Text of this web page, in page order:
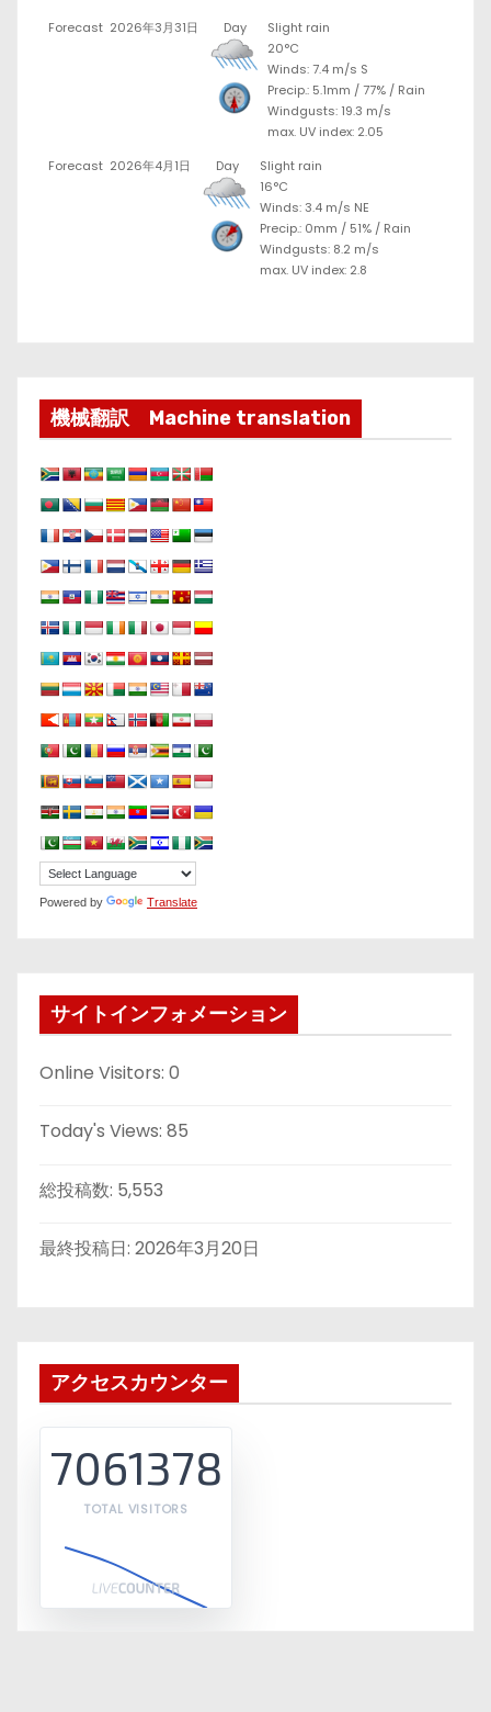
Forecast 2026年3月31日 Day
Slight rain
20°C
Winds: 7.4 m/s S
Precip.: 5.1mm /77% / Rain
Windgusts: 19.3 m/s
max. UV index: 2.05
Forecast 2026年4月1日 Day
Slight rain
16°C
Winds: 3.4 m/s NE
Precip.: 0mm / 51% / Rain
Windgusts: 8.2 m/s
max. UV index: 2.8
機械翻訳 Machine translation
Powered by Translate
サイトインフォメーション
Online Visitors: 0
Today's Views: 85
総投稿数: 5,553
最終投稿日: 2026年3月20日
アクセスカウンター
7061378
TOTAL VISITORS